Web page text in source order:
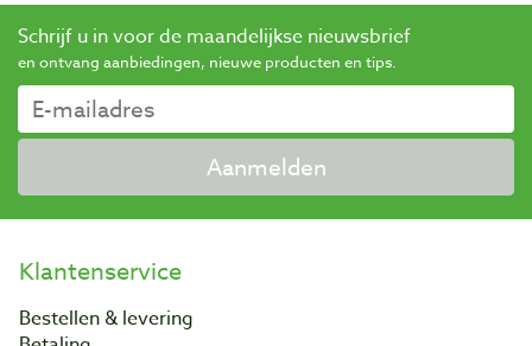
Schrijf u in voor de maandelijkse nieuwsbrief
en ontvang aanbiedingen, nieuwe producten en tips.
Aanmelden
Klantenservice
Bestellen & levering